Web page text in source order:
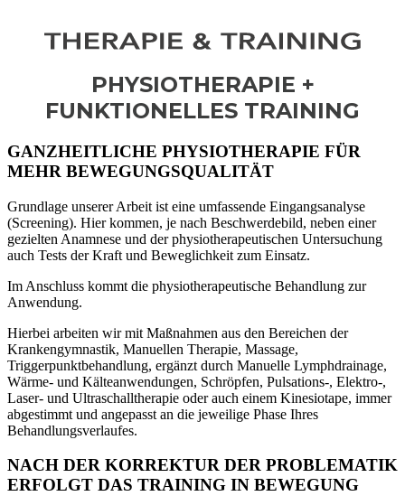
PHYSIOTHERAPIE +
FUNKTIONELLES TRAINING
GANZHEITLICHE PHYSIOTHERAPIE FÜR
MEHR BEWEGUNGSQUALITÄT
Grundlage unserer Arbeit ist eine umfassende Eingangsanalyse
(Screening). Hier kommen, je nach Beschwerdebild, neben einer
gezielten Anamnese und der physiotherapeutischen Untersuchung
auch Tests der Kraft und Beweglichkeit zum Einsatz.
Im Anschluss kommt die physiotherapeutische Behandlung zur
Anwendung.
Hierbei arbeiten wir mit Maßnahmen aus den Bereichen der
Krankengymnastik, Manuellen Therapie, Massage,
Triggerpunktbehandlung, ergänzt durch Manuelle Lymphdrainage,
Wärme- und Kälteanwendungen, Schröpfen, Pulsations-, Elektro-,
Laser- und Ultraschalltherapie oder auch einem Kinesiotape, immer
abgestimmt und angepasst an die jeweilige Phase Ihres
Behandlungsverlaufes.
NACH DER KORREKTUR DER PROBLEMATIK
ERFOLGT DAS TRAINING IN BEWEGUNG